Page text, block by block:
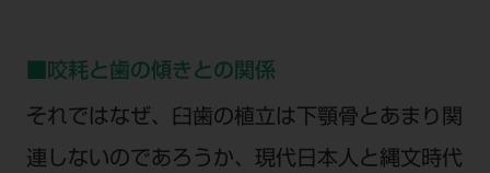
■咬耗と歯の傾きとの関係
それではなぜ、臼歯の植立は下顎骨とあまり関
連しないのであろうか、現代日本人と縄文時代